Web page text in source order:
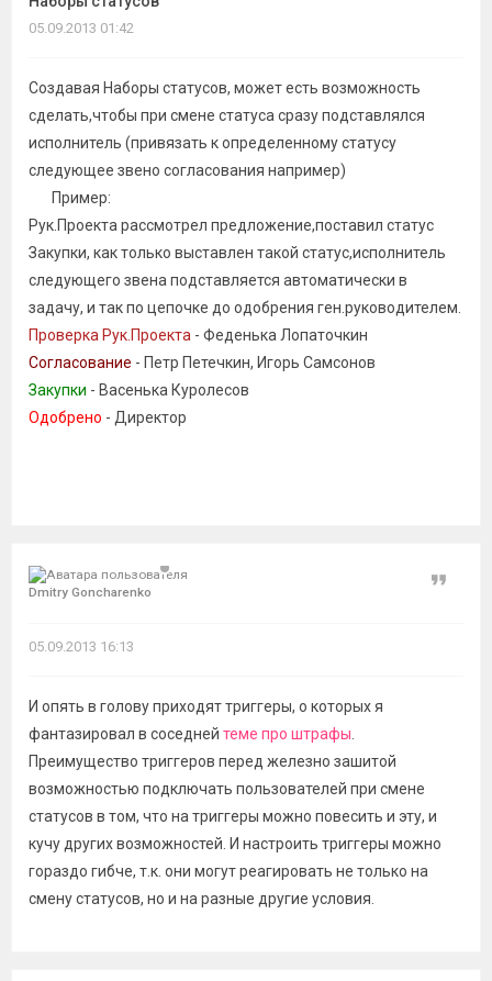
темы
05.09.2013 01:42
Создавая Наборы статусов, может есть возможность
сделать,чтобы при смене статуса сразу подставлялся
исполнитель (привязать к определенному статусу
следующее звено согласования например)
Пример:
Рук.Проекта рассмотрел предложение,поставил статус
Закупки, как только выставлен такой статус,исполнитель
следующего звена подставляется автоматически в
задачу, и так по цепочке до одобрения ген.руководителем.
Проверка Рук.Проекта - Феденька Лопаточкин
Согласование - Петр Петечкин, Игорь Самсонов
Закупки - Васенька Куролесов
Одобрено - Директор
Dmitry Goncharenko
Цитата
05.09.2013 16:13
И опять в голову приходят триггеры, о которых я
фантазировал в соседней теме про штрафы
Преимущество триггеров перед железно зашитой
возможностью подключать пользователей при смене
статусов в том, что на триггеры можно повесить и эту, и
кучу других возможностей. И настроить триггеры можно
гораздо гибче, т.к. они могут реагировать не только на
смену статусов, но и на разные другие условия.